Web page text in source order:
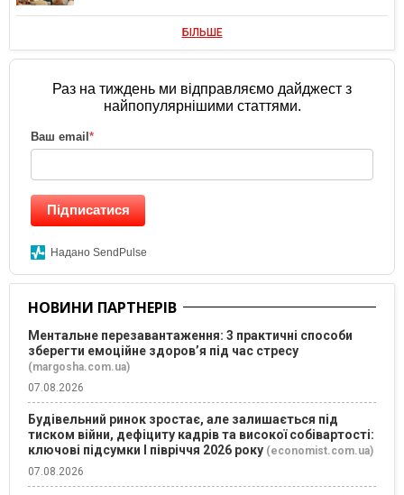
БІЛЬШЕ
Раз на тиждень ми відправляємо дайджест з
найпопулярнішими статтями.
Ваш email *
Підписатися
Надано SendPulse
НОВИНИ ПАРТНЕРІВ
Ментальне перезавантаження: 3 практичні способи
зберегти емоційне здоров’я під час стресу
(margosha.com.ua)
07.08.2026
Будівельний ринок зростає, але залишається під
тиском війни, дефіциту кадрів та високої собівартості:
ключові підсумки І півріччя 2026 року (economist.com.ua)
07.08.2026